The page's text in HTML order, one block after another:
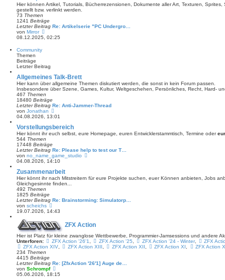
a
g
s
t
B
i
Hier können Artikel, Tutorials, Bücherrezensionen, Dokumente aller Art, Texturen,
gestellt bzw. verlinkt werden.
73 Themen
1241 Beiträge
Letzter Beitrag Re: Artikelserie "PC Undergro…
von Mirror
e
r
B
e
i
t
a
g
08.12.2025, 02:25
Community
Themen
Beiträge
Letzter Beitrag
Allgemeines Talk-Brett
Hier kann über allgemeine Themen diskutiert werden, die sonst in kein Forum passen.
Insbesondere über Szene, Games, Kultur, Weltgeschehen, Persönliches, Recht, Hard-
467 Themen
18480 Beiträge
Letzter Beitrag Re: Anti-Jammer-Thread
von Jonathan
e
e
s
r
B
e
t
r
a
04.08.2026, 13:01
Vorstellungsbereich
Hier könnt ihr euch selbst, eure Homepage, euren Entwicklerstammtisch, Termine oder
544 Themen
17448 Beiträge
Letzter Beitrag Re: Please help to test our T…
von no_name_game_studio
s
B
a
04.08.2026, 14:10
Zusammenarbeit
Hier könnt ihr nach Mitstreitern für eure Projekte suchen, euer Können anbieten, Jobs
Gleichgesinnte finden...
492 Themen
1825 Beiträge
Letzter Beitrag Re: Brainstorming: Simulatorp…
von scheichs
e
e
s
t
e
r
B
t
r
a
19.07.2026, 14:43
ZFX Action
Hier ist Platz für kleine zwanglose Wettbewerbe, Programmier-Jamsessions und andere
Unterforen:
ZFX Action '26'1 ZFX Action '25 ZFX Action '24 - Winter,
ZFX
ZFX Action XIV, ZFX Action XIII ZFX Action XII ZFX Action XI
ZFX Action
234 Themen
4415 Beiträge
Letzter Beitrag Re: [ZfxAction '26'1] Auge de…
von Schrompf
e
05.06.2026, 18:15